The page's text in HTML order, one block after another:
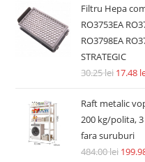
Filtru Hepa
RO3753EA
RO3798EA
STRATEGIC
30.25lei 17.48
Raft metalic
200 kg/polita,
fara suruburi
484.00lei